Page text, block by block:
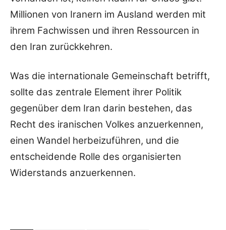
Millionen von Iranern im Ausland werden mit
ihrem Fachwissen und ihren Ressourcen in
den Iran zurückkehren.
Was die internationale Gemeinschaft betrifft,
sollte das zentrale Element ihrer Politik
gegenüber dem Iran darin bestehen, das
Recht des iranischen Volkes anzuerkennen,
einen Wandel herbeizuführen, und die
entscheidende Rolle des organisierten
Widerstands anzuerkennen.